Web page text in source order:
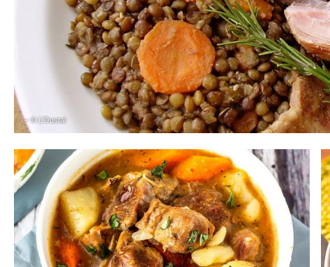
– © L’Oustal